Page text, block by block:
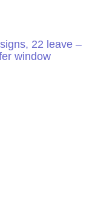
22 leave –
window